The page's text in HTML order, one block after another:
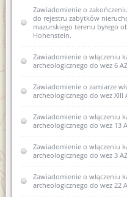
Zawiadomienie o
zabytku
ewidencji zabytków 16
Zawiadomienie o
zabytku
ewidencji zabytków 14
Zawiadomienie o
zabytku
ewidencji zabytków 15
Zawiadomienie o zamiarze
zabytku archeologicznego
ewidencji zabytków 12
Zawiadomienie o zamiarze
zabytku
ewidencji zabytków 13
Zawiadomienie o
do rejestru zabytków
mazurskiego terenu byłego
Hohenstein.
Zawiadomienie o włączeniu
archeologicznego do wez 6
Zawiadomienie o zamiarze
archeologicznego do wez XIII
Zawiadomienie o włączeniu
archeologicznego do wez 13
Zawiadomienie o włączeniu
archeologicznego do wez 3
Zawiadomienie o włączeniu
archeologicznego do wez 22